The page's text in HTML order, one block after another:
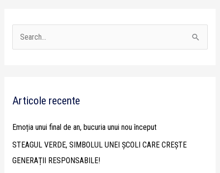
c
o
r
Articole recente
Emoția unui final de an, bucuria unui nou început
STEAGUL VERDE, SIMBOLUL UNEI ȘCOLI CARE CREȘTE
GENERAȚII RESPONSABILE!